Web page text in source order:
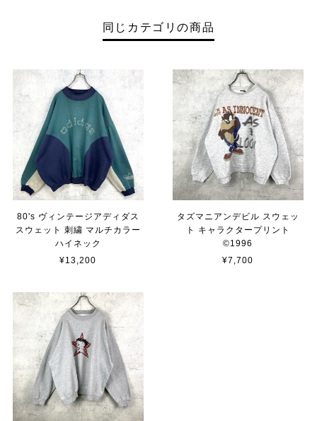
同じカテゴリの商品
80's ヴィンテージアディダス
スウェット 刺繍 マルチカラー
ハイネック
¥13,200
タズマニアンデビル スウェッ
ト キャラクタープリント
©︎1996
¥7,700